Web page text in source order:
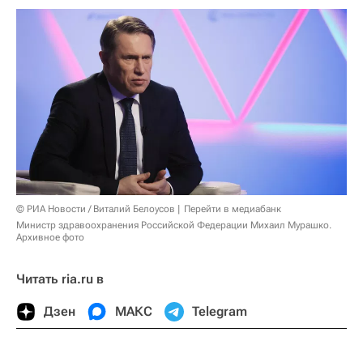
© РИА Новости / Виталий Белоусов
Перейти в медиабанк
Министр здравоохранения Российской Федерации Михаил Мурашко.
Архивное фото
Читать ria.ru в
Дзен МАКС Telegram